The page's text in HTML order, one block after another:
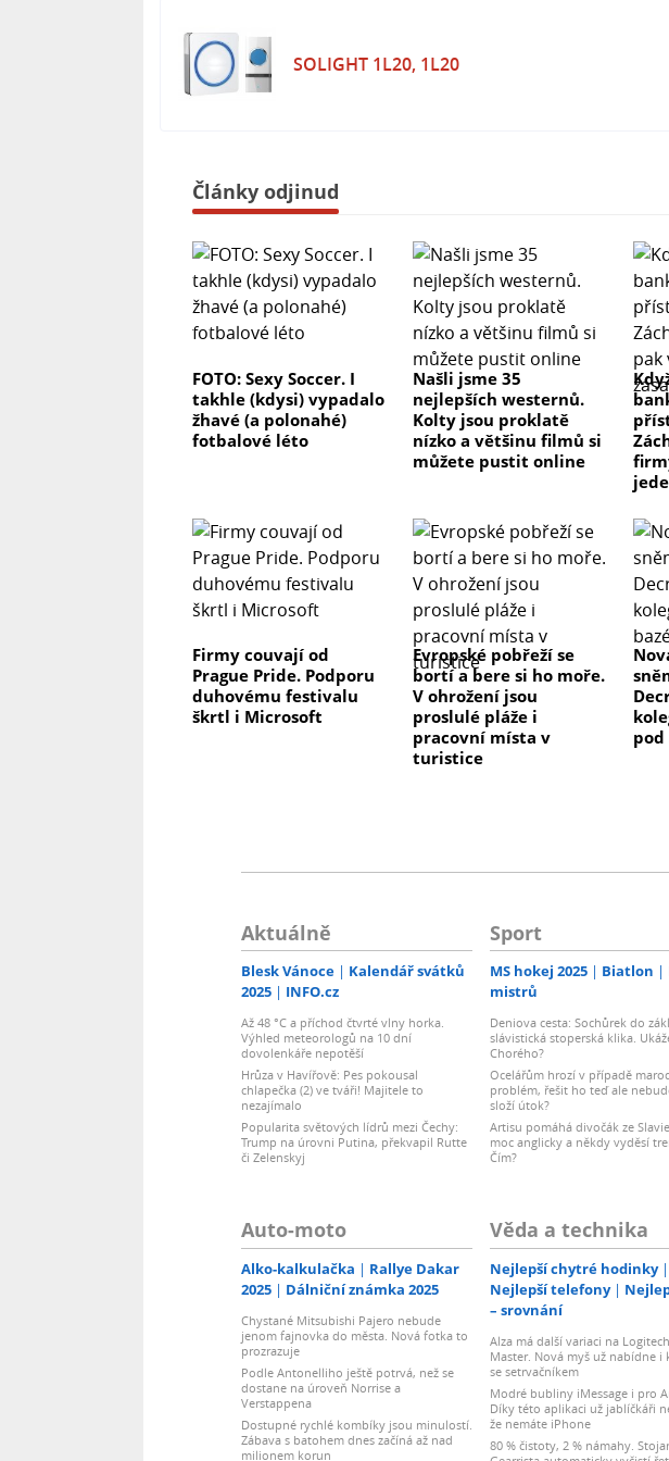
S bezdrátovým zvonkem Solight 1L20 budete mít vždy
SOLIGHT 1L20, 1L20
Články odjinud
FOTO: Sexy Soccer. I
takhle (kdysi) vypadalo
žhavé (a polonahé)
fotbalové léto
Našli jsme 35
nejlepších westernů.
Kolty jsou proklatě
nízko a většinu filmů si
můžete pustit online
Firmy couvají od
Prague Pride. Podporu
duhovému festivalu
škrtl i Microsoft
Evropské pobřeží se
bortí a bere si ho moře.
V ohrožení jsou
proslulé pláže i
pracovní místa v
turistice
pod
Aktuálně
Blesk Vánoce
Kalendář svátků
2025
INFO.cz
Až 48 °C a příchod čtvrté vlny horka.
Výhled meteorologů na 10 dní
dovolenkáře nepotěší
Hrůza v Havířově: Pes pokousal
chlapečka (2) ve tváři! Majitele to
nezajímalo
Popularita světových lídrů mezi Čechy:
Trump na úrovni Putina, překvapil Rutte
či Zelenskyj
Sport
MS hokej 2025 Biatlon
mistrů
Deniova cesta: Sochůrek do
slávistická stoperská klika.
Chorého?
Ocelářům hrozí v případě
problém, řešit ho teď ale
složí útok?
Artisu pomáhá divočák ze
moc anglicky a někdy vyděsí
Čím?
Auto-moto
Alko-kalkulačka
Rallye Dakar
2025
Dálniční známka 2025
Chystané Mitsubishi Pajero nebude
jenom fajnovka do města. Nová fotka to
prozrazuje
Podle Antonelliho ještě potrvá, než se
dostane na úroveň Norrise a
Verstappena
Dostupné rychlé kombíky jsou minulostí.
Zábava s batohem dnes začíná až nad
milionem korun
Věda a technika
Nejlepší chytré hodinky
Nejlepší telefony
– srovnání
Alza má další variaci na
Master. Nová myš už nabídne i
se setrvačníkem
Modré bubliny iMessage i pro
Díky této aplikaci už jablíčkáři
že nemáte iPhone
80 % čistoty, 2 % námahy.